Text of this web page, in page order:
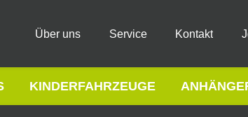
Über uns Service Kontakt
KINDERFAHRZEUGE